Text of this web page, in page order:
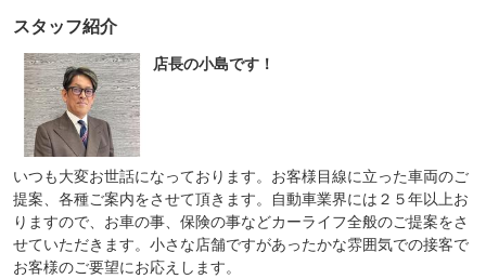
スタッフ紹介
店長の小島です！
いつも大変お世話になっております。お客様目線に立った車両のご
提案、各種ご案内をさせて頂きます。自動車業界には２５年以上お
りますので、お車の事、保険の事などカーライフ全般のご提案をさ
せていただきます。小さな店舗ですがあったかな雰囲気での接客で
お客様のご要望にお応えします。